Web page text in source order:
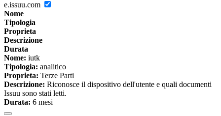
e.issuu.com
Nome
Tipologia
Proprieta
Descrizione
Durata
Nome: iutk
Tipologia: analitico
Proprieta: Terze Parti
Descrizione: Riconosce il dispositivo dell'utente e quali documenti
Issuu sono stati letti.
Durata: 6 mesi